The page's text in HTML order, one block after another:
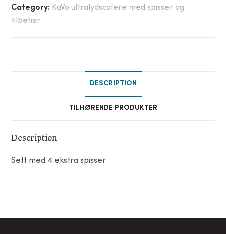
Category: KaVo ultralydscalere med spisser og
tilbehør
DESCRIPTION
TILHØRENDE PRODUKTER
Description
Sett med 4 ekstra spisser